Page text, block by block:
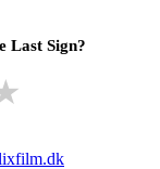
Last Sign?